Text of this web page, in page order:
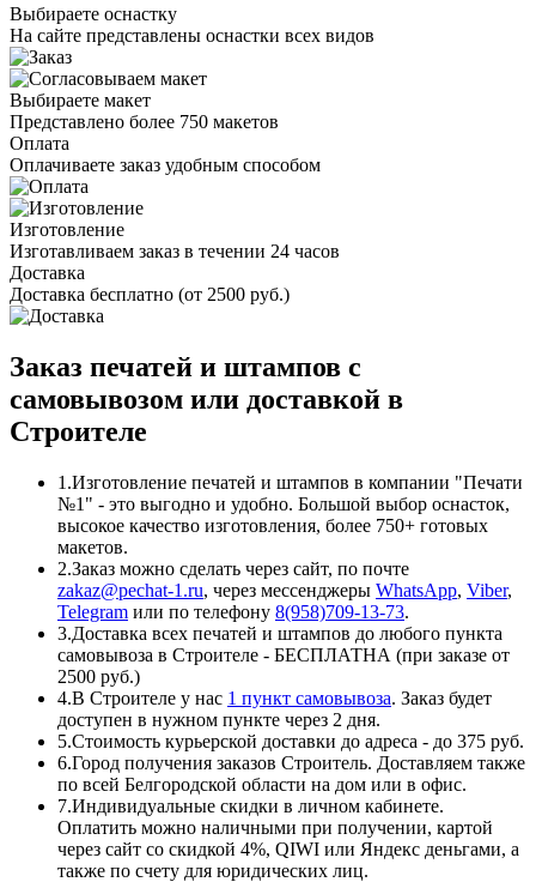
Выбираете оснастку
На сайте представлены оснастки всех видов
Выбираете макет
Представлено более 750 макетов
Оплата
Оплачиваете заказ удобным способом
Изготовление
Изготавливаем заказ в течении 24 часов
Доставка
Доставка бесплатно (от 2500 руб.)
Заказ печатей и штампов с
самовывозом или доставкой в
Строителе
1.Изготовление печатей и штампов в компании "Печати
№1" - это выгодно и удобно. Большой выбор оснасток,
высокое качество изготовления, более 750+ готовых
макетов.
2.Заказ можно сделать через сайт, по почте
zakaz@pechat-1.ru, через мессенджеры WhatsApp, Viber,
Telegram или по телефону 8(958)709-13-73.
3.Доставка всех печатей и штампов до любого пункта
самовывоза в Строителе - БЕСПЛАТНА (при заказе от
2500 руб.)
4.В Строителе у нас 1 пункт самовывоза. Заказ будет
доступен в нужном пункте через 2 дня.
5.Стоимость курьерской доставки до адреса - до 375 руб.
6.Город получения заказов Строитель. Доставляем также
по всей Белгородской области на дом или в офис.
7.Индивидуальные скидки в личном кабинете.
Оплатить можно наличными при получении, картой
через сайт со скидкой 4%, QIWI или Яндекс деньгами, а
также по счету для юридических лиц.